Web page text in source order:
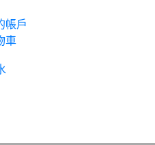
帳戶
車